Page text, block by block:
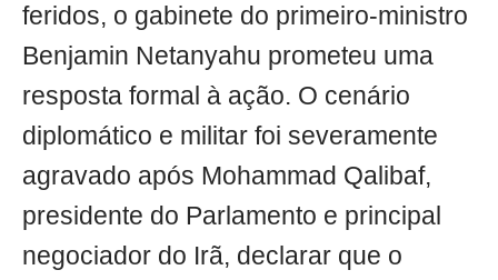
feridos, o gabinete do primeiro-ministro
Benjamin Netanyahu prometeu uma
resposta formal à ação. O cenário
diplomático e militar foi severamente
agravado após Mohammad Qalibaf,
presidente do Parlamento e principal
negociador do Irã, declarar que o